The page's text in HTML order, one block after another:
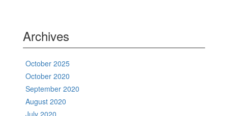
Archives
October 2025
October 2020
September 2020
August 2020